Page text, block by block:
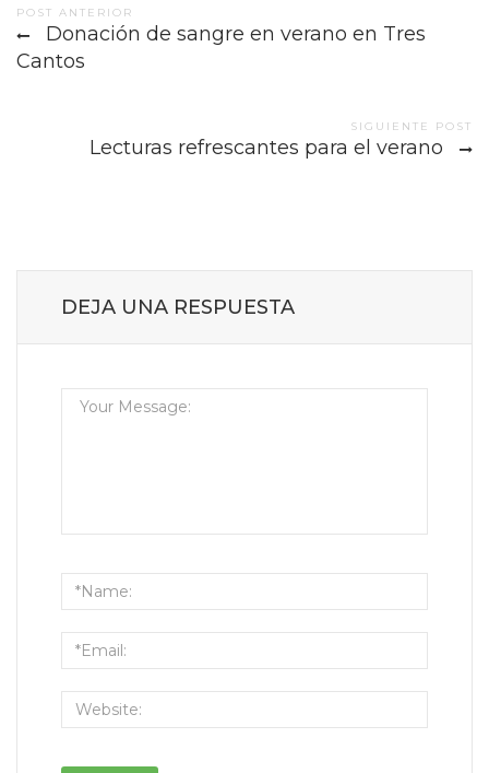
Post
navigation
POST ANTERIOR
Donación de sangre en verano en Tres
Cantos
SIGUIENTE POST
Lecturas refrescantes para el verano
DEJA UNA RESPUESTA